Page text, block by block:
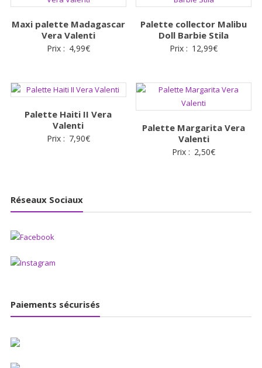
Maxi palette Madagascar
Vera Valenti
Prix : 4,99€
Palette collector Malibu
Doll Barbie Stila
Prix : 12,99€
Palette Haiti II Vera
Valenti
Prix : 7,90€
Palette Margarita Vera
Valenti
Prix : 2,50€
Réseaux Sociaux
Paiements sécurisés